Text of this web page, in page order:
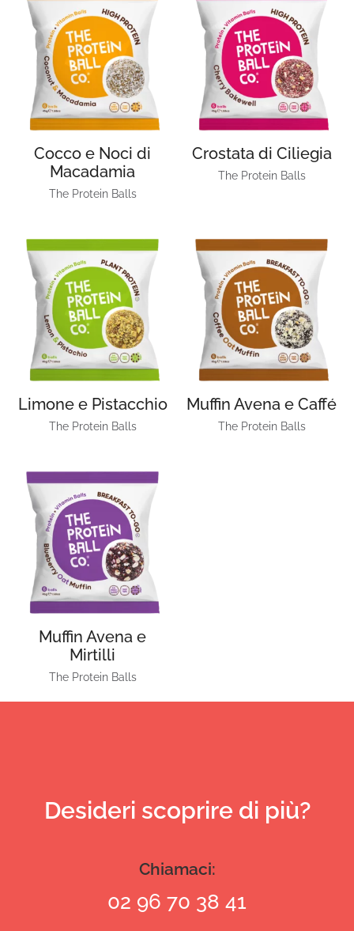
Cocco e Noci di
Macadamia
The Protein Balls
Crostata di Ciliegia
The Protein Balls
Limone e Pistacchio
The Protein Balls
Muffin Avena e Caffé
The Protein Balls
Muffin Avena e
Mirtilli
The Protein Balls
Desideri scoprire di più?
Chiamaci:
02 96 70 38 41